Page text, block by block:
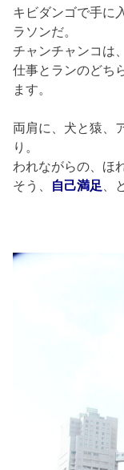
キビダンゴで手に
ラソンだ。
チャンチャンコは、
仕事とランのどち
ます。
両肩に、犬と猿、
り。
われながらの、ほ
そう、 自己満足